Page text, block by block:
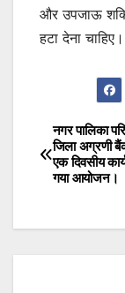
और उपजाऊ
हटा देना चाहिए।
Post
नगर पालिका
जिला अग्रणी बैंक
एक दिवसीय
गया आयोजन।